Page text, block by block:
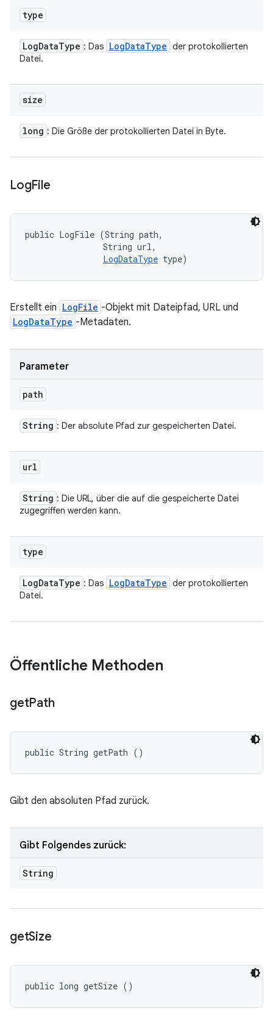
type
LogDataType : Das LogDataType der protokollierten
Datei.
size
long : Die Größe der protokollierten Datei in Byte.
LogFile
public LogFile (String path,
                String url,
LogDataType type)
Erstellt ein LogFile -Objekt mit Dateipfad, URL und
LogDataType -Metadaten.
Parameter
path
String : Der absolute Pfad zur gespeicherten Datei.
url
String : Die URL, über die auf die gespeicherte Datei
zugegriffen werden kann.
type
LogDataType : Das LogDataType der protokollierten
Datei.
Öffentliche Methoden
getPath
public String getPath ()
Gibt den absoluten Pfad zurück.
Gibt Folgendes zurück:
String
getSize
public long getSize ()